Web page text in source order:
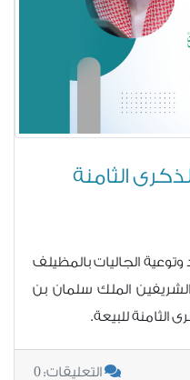
الثامنة
الجاليات بالمظيلف
الملك سلمان بن
الثامنة للبيعة.
التعليقات:0